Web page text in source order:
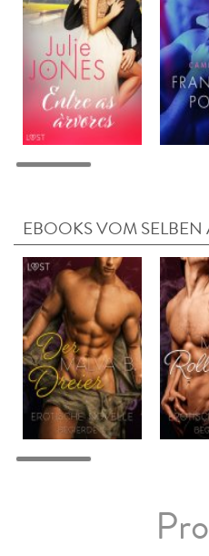
EBOOKS VOM SELBEN